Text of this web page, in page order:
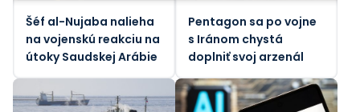
Šéf al-Nujaba nalieha
na vojenskú reakciu na
útoky Saudskej Arábie
Pentagon sa po vojne
s Iránom chystá
doplniť svoj arzenál